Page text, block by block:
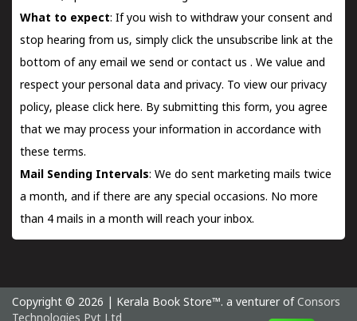
What to expect: If you wish to withdraw your consent and
stop hearing from us, simply click the unsubscribe link at the
bottom of any email we send orcontact us . We value and
respect your personal data and privacy. To view our privacy
policy, please click here. By submitting this form, you agree
that we may process your information in accordance with
these terms.
Mail Sending Intervals: We do sent marketing mails twice
a month, and if there are any special occasions. No more
than 4 mails in a month will reach your inbox.
Copyright © 2026 | Kerala Book Store™. a venturer of Consors